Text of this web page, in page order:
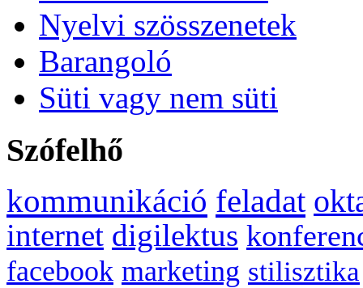
Nyelvi szösszenetek
Barangoló
Süti vagy nem süti
Szófelhő
kommunikáció feladat
internet digilektus
facebook marketing stilisztika